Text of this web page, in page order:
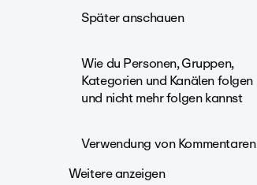
Später anschauen
Wie du Personen, Gruppen,
Kategorien und Kanälen folgen
und nicht mehr folgen kannst
Verwendung von Kommentaren
Weitere anzeigen